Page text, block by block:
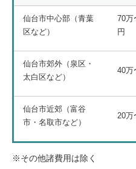
仙台市中心部（青葉
区など）
70万
円
仙台市郊外（泉区・
太白区など）
40万
仙台市近郊（富谷
市・名取市など）
20万
※その他諸費用は除く